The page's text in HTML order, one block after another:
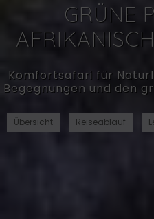
GRÜNE
Komfortsafari für
Begegnungen und den
Übersicht Reiseablauf